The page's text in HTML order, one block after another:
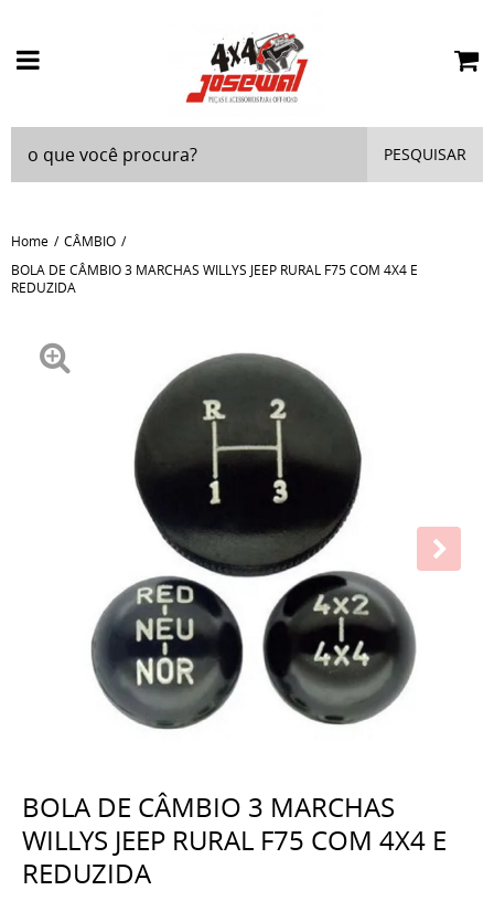
PESQUISAR
Home
CÂMBIO
BOLA DE CÂMBIO 3 MARCHAS WILLYS JEEP RURAL F75 COM 4X4 E
REDUZIDA
BOLA DE CÂMBIO 3 MARCHAS
WILLYS JEEP RURAL F75 COM 4X4 E
REDUZIDA